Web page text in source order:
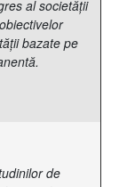
al societăţii
bazate pe
de